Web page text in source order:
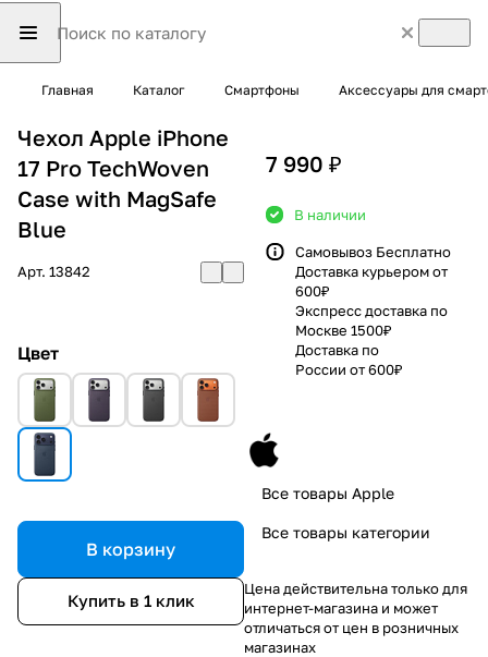
Главная Каталог Смартфоны Аксессуары для
Чехол Apple iPhone
17 Pro TechWoven
Case with MagSafe
Blue
Арт. 13842
Цвет
В корзину
Купить в 1 клик
7 990 ₽
В наличии
Самовывоз Бесплатно
Доставка курьером от
600₽
Экспресс доставка по
Москве 1500₽
Доставка по
России от 600₽
Все товары Apple
Все товары категории
Цена действительна только для
интернет-магазина и может
отличаться от цен в розничных
магазинах